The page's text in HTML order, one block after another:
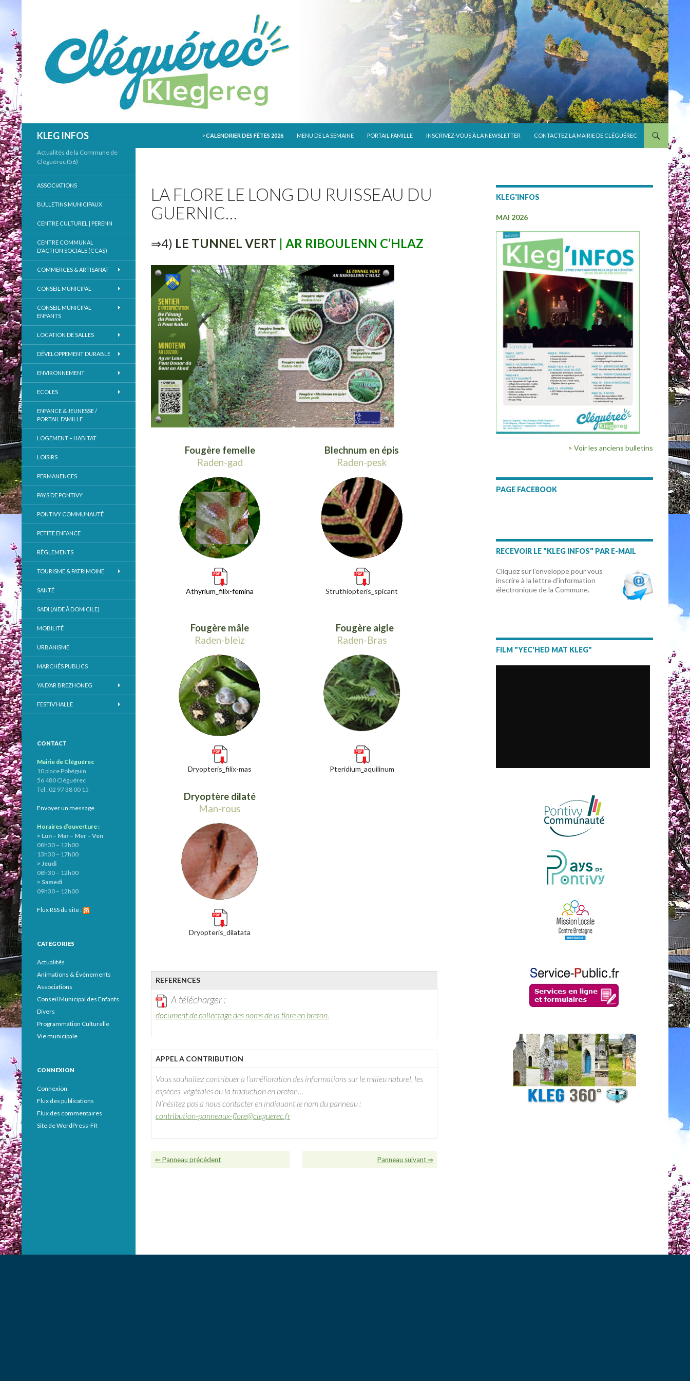
KLEG INFOS
>CALENDRIER DES FÊTES 2026 MENU DE LA SEMAINE PORTAIL FAMILLE INSCRIVEZ-VOUS À LA NEWSLETTER CONTACTEZ LA MAIRIE DE CLÉGUÉREC
LA FLORE LE LONG DU RUISSEAU DU
GUERNIC…
⇒4) LE TUNNEL VERT | AR RIBOULENN C’HLAZ
Fougère femelle
Raden-gad
Blechnum en épis
Raden-pesk
Athyrium_filix-femina Struthiopteris_spicant
Fougère mâle
Raden-bleiz
Fougère aigle
Raden-Bras
Dryopteris_filix-mas Pteridium_aquilinum
Dryoptère dilaté
Man-rous
Dryopteris_dilatata
REFERENCES
A télécharger :
document de collectage des noms de la flore en breton.
APPEL A CONTRIBUTION
Vous souhaitez contribuer a l’amélioration des informations sur le milieu naturel, les
espèces végétales ou la traduction en breton…
N’hésitez pas a nous contacter en indiquant le nom du panneau :
contribution-panneaux-flore@cleguerec.fr
⇐ Panneau précédent Panneau suivant ⇒
KLEG'INFOS
MAI 2026
> Voir les anciens bulletins
PAGE FACEBOOK
RECEVOIR LE "KLEG INFOS" PAR E-MAIL
Cliquez sur l’enveloppe pour vous
inscrire à la lettre d’information
électronique de la Commune.
FILM "YEC'HED MAT KLEG"
Actualités de la Commune de
Cléguérec (56)
ASSOCIATIONS
BULLETINS MUNICIPAUX
CENTRE CULTUREL | PERENN
CENTRE COMMUNAL
D’ACTION SOCIALE (CCAS)
COMMERCES & ARTISANAT
CONSEIL MUNICIPAL
CONSEIL MUNICIPAL
ENFANTS
LOCATION DE SALLES
DÉVELOPPEMENT DURABLE
ENVIRONNEMENT
ECOLES
ENFANCE & JEUNESSE /
PORTAIL FAMILLE
LOGEMENT – HABITAT
LOISIRS
PERMANENCES
PAYS DE PONTIVY
PONTIVY COMMUNAUTÉ
PETITE ENFANCE
RÈGLEMENTS
TOURISME & PATRIMOINE
SANTÉ
SADI (AIDE À DOMICILE)
MOBILITÉ
URBANISME
MARCHÉS PUBLICS
YA D’AR BREZHONEG
FESTIV’HALLE
CONTACT
Mairie de Cléguérec
10 place Pobéguin
56 480 Cléguérec
Tel : 02 97 38 00 15
Envoyer un message
Horaires d’ouverture :
> Lun – Mar – Mer – Ven
08h30 – 12h00
13h30 – 17h00
> Jeudi
08h30 – 12h00
> Samedi
09h30 – 12h00
Flux RSS du site :
CATÉGORIES
Actualités
Animations & Événements
Associations
Conseil Municipal des Enfants
Divers
Programmation Culturelle
Vie municipale
CONNEXION
Connexion
Flux des publications
Flux des commentaires
Site de WordPress-FR